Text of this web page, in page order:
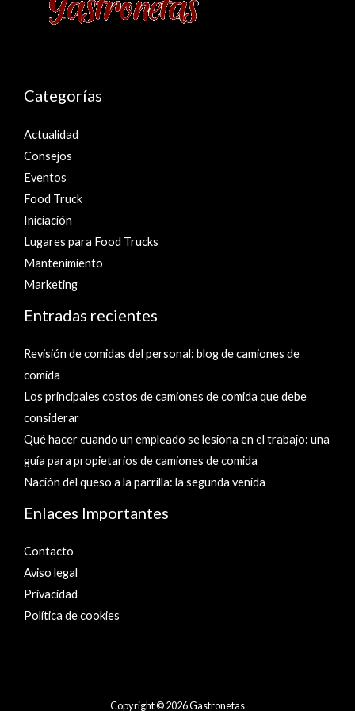
Categorías
Actualidad
Consejos
Eventos
Food Truck
Iniciación
Lugares para Food Trucks
Mantenimiento
Marketing
Entradas recientes
Revisión de comidas del personal: blog de camiones de
comida
Los principales costos de camiones de comida que debe
considerar
Qué hacer cuando un empleado se lesiona en el trabajo: una
guía para propietarios de camiones de comida
Nación del queso a la parrilla: la segunda venida
Enlaces Importantes
Contacto
Aviso legal
Privacidad
Política de cookies
Copyright © 2026 Gastronetas